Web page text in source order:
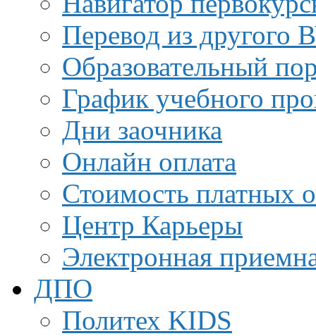
Перевод из другого
Образовательный
График учебного
Дни заочника
Онлайн оплата
Стоимость платных
Центр Карьеры
Электронная
ДПО
Политех KIDS